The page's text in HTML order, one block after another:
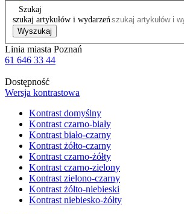
Szukaj
szukaj artykułów i wydarzeń
Wyszukaj
Linia miasta Poznań
61 646 33 44
Dostępność
Wersja kontrastowa
Kontrast domyślny
Kontrast czarno-biały
Kontrast biało-czarny
Kontrast żółto-czarny
Kontrast czarno-żółty
Kontrast czarno-zielony
Kontrast zielono-czarny
Kontrast żółto-niebieski
Kontrast niebiesko-żółty